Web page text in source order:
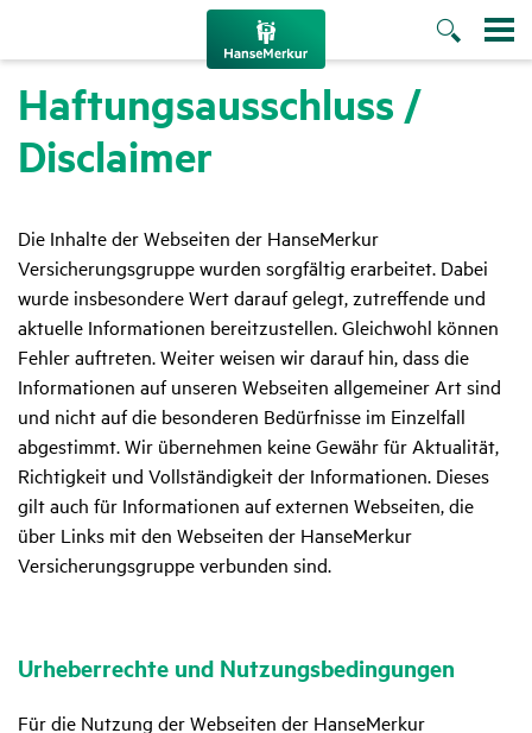
Haftungs­aus­schluss /
Disclaimer
Die Inhalte der Webseiten der HanseMerkur
Versicherungsgruppe wurden sorgfältig erarbeitet. Dabei
wurde insbesondere Wert darauf gelegt, zutreffende und
aktuelle Informationen bereitzustellen. Gleichwohl können
Fehler auftreten. Weiter weisen wir darauf hin, dass die
Informationen auf unseren Webseiten allgemeiner Art sind
und nicht auf die besonderen Bedürfnisse im Einzelfall
abgestimmt. Wir übernehmen keine Gewähr für Aktualität,
Richtigkeit und Vollständigkeit der Informationen. Dieses
gilt auch für Informationen auf externen Webseiten, die
über Links mit den Webseiten der HanseMerkur
Versicherungsgruppe verbunden sind.
Urhe­ber­rechte und Nutzungs­be­din­gungen
Für die Nutzung der Webseiten der HanseMerkur